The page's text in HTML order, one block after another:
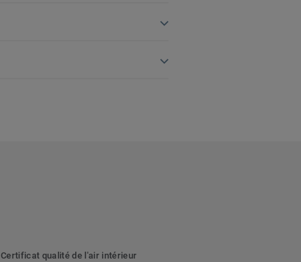
Certificat qualité de l'air intérieur